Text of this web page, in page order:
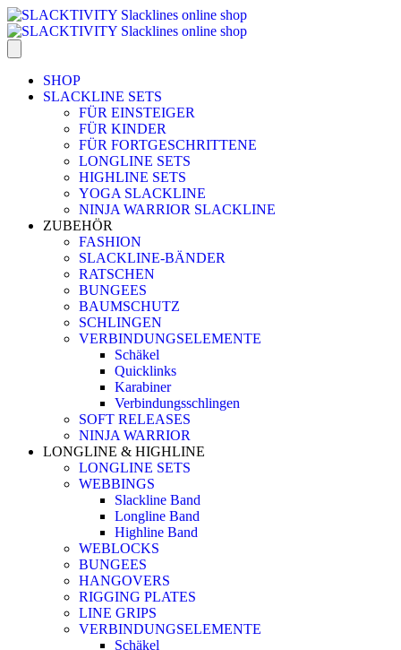
SHOP
SLACKLINE SETS
FÜR EINSTEIGER
FÜR KINDER
FÜR FORTGESCHRITTENE
LONGLINE SETS
HIGHLINE SETS
YOGA SLACKLINE
NINJA WARRIOR SLACKLINE
ZUBEHÖR
FASHION
SLACKLINE-BÄNDER
RATSCHEN
BUNGEES
BAUMSCHUTZ
SCHLINGEN
VERBINDUNGSELEMENTE
Schäkel
Quicklinks
Karabiner
Verbindungsschlingen
SOFT RELEASES
NINJA WARRIOR
LONGLINE & HIGHLINE
LONGLINE SETS
WEBBINGS
Slackline Band
Longline Band
Highline Band
WEBLOCKS
BUNGEES
HANGOVERS
RIGGING PLATES
LINE GRIPS
VERBINDUNGSELEMENTE
Schäkel